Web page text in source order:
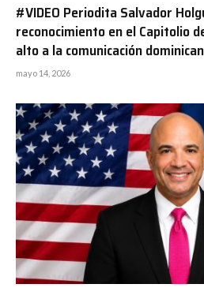
#VIDEO Periodita Salvador
reconocimiento en el Capitolio
alto a la comunicación
mayo 14, 2026